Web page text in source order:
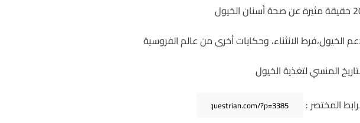
الخيول
الخيول،فرط الانثناء، وحكايات أخرى من عالم الفروسية
المنسي لتغذية الخيول
المختصر :